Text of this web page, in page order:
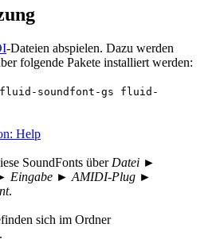
-Dateien abspielen. Dazu werden
folgende Pakete installiert werden:
soundfont-gs fluid-
SoundFonts über Datei ►
Eingabe ► AMIDI-Plug ►
.
sich im Ordner
.